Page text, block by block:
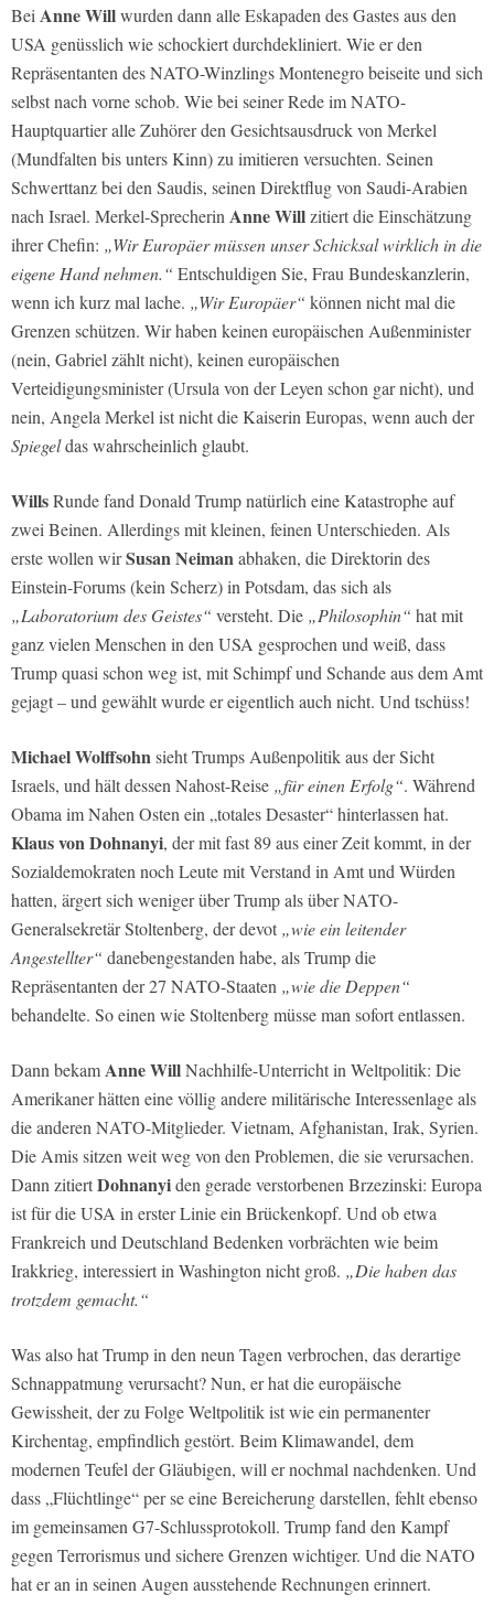
Bei Anne Willwurden dann alle Eskapaden des Gastes aus den
USA genüsslich wie schockiert durchdekliniert. Wie er den
Repräsentanten des NATO-Winzlings Montenegro beiseite und sich
selbst nach vorne schob. Wie bei seiner Rede im NATO-
Hauptquartier alle Zuhörer den Gesichtsausdruck von Merkel
(Mundfalten bis unters Kinn) zu imitieren versuchten. Seinen
Schwerttanz bei den Saudis, seinen Direktflug von Saudi-Arabien
nach Israel. Merkel-Sprecherin Anne Willzitiert die Einschätzung
ihrer Chefin: „Wir Europäer müssen unser Schicksal wirklich in die
eigene Hand nehmen.“ Entschuldigen Sie, Frau Bundeskanzlerin,
wenn ich kurz mal lache. „Wir Europäer“ können nicht mal die
Grenzen schützen. Wir haben keinen europäischen Außenminister
(nein, Gabriel zählt nicht), keinen europäischen
Verteidigungsminister (Ursula von der Leyen schon gar nicht), und
nein, Angela Merkel ist nicht die Kaiserin Europas, wenn auch der
Spiegeldas wahrscheinlich glaubt.
WillsRunde fand Donald Trump natürlich eine Katastrophe auf
zwei Beinen. Allerdings mit kleinen, feinen Unterschieden. Als
erste wollen wirSusan Neimanabhaken, die Direktorin des
Einstein-Forums (kein Scherz) in Potsdam, das sich als
„Laboratorium des Geistes“ versteht. Die „Philosophin“ hat mit
ganz vielen Menschen in den USA gesprochen und weiß, dass
Trump quasi schon weg ist, mit Schimpf und Schande aus dem Amt
gejagt – und gewählt wurde er eigentlich auch nicht. Und tschüss!
Michael Wolffsohnsieht Trumps Außenpolitik aus der Sicht
Israels, und hält dessen Nahost-Reise „für einen Erfolg“. Während
Obama im Nahen Osten ein „totales Desaster“ hinterlassen hat.
Klaus von Dohnanyi, der mit fast 89 aus einer Zeit kommt, in der
Sozialdemokraten noch Leute mit Verstand in Amt und Würden
hatten, ärgert sich weniger über Trump als über NATO-
Generalsekretär Stoltenberg, der devot „wie ein leitender
Angestellter“ danebengestanden habe, als Trump die
Repräsentanten der 27 NATO-Staaten „wie die Deppen“
behandelte. So einen wie Stoltenberg müsse man sofort entlassen.
Dann bekamAnne WillNachhilfe-Unterricht in Weltpolitik: Die
Amerikaner hätten eine völlig andere militärische Interessenlage als
die anderen NATO-Mitglieder. Vietnam, Afghanistan, Irak, Syrien.
Die Amis sitzen weit weg von den Problemen, die sie verursachen.
Dann zitiertDohnanyiden gerade verstorbenen Brzezinski: Europa
ist für die USA in erster Linie ein Brückenkopf. Und ob etwa
Frankreich und Deutschland Bedenken vorbrächten wie beim
Irakkrieg, interessiert in Washington nicht groß. „Die haben das
trotzdem gemacht.“
Was also hat Trump in den neun Tagen verbrochen, das derartige
Schnappatmung verursacht? Nun, er hat die europäische
Gewissheit, der zu Folge Weltpolitik ist wie ein permanenter
Kirchentag, empfindlich gestört. Beim Klimawandel, dem
modernen Teufel der Gläubigen, will er nochmal nachdenken. Und
dass „Flüchtlinge“ per se eine Bereicherung darstellen, fehlt ebenso
im gemeinsamen G7-Schlussprotokoll. Trump fand den Kampf
gegen Terrorismus und sichere Grenzen wichtiger. Und die NATO
hat er an in seinen Augen ausstehende Rechnungen erinnert.